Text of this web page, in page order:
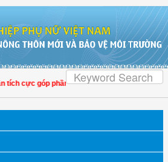
cực góp phần nâng cao tỷ lệ người dân tham